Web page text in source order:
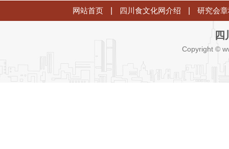
网站首页 四川食文化网介绍 研究会
Copyright ©